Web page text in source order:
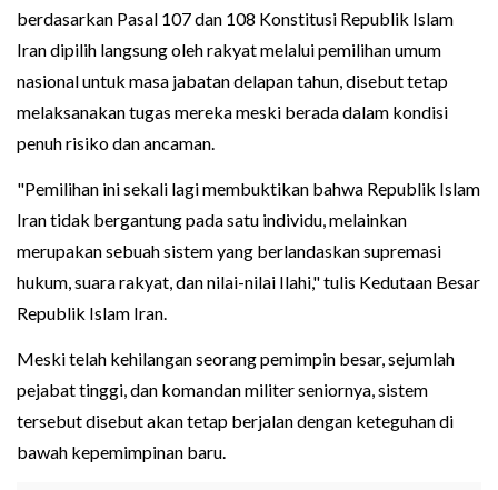
berdasarkan Pasal 107 dan 108 Konstitusi Republik Islam
Iran dipilih langsung oleh rakyat melalui pemilihan umum
nasional untuk masa jabatan delapan tahun, disebut tetap
melaksanakan tugas mereka meski berada dalam kondisi
penuh risiko dan ancaman.
"Pemilihan ini sekali lagi membuktikan bahwa Republik Islam
Iran tidak bergantung pada satu individu, melainkan
merupakan sebuah sistem yang berlandaskan supremasi
hukum, suara rakyat, dan nilai-nilai Ilahi," tulis Kedutaan Besar
Republik Islam Iran.
Meski telah kehilangan seorang pemimpin besar, sejumlah
pejabat tinggi, dan komandan militer seniornya, sistem
tersebut disebut akan tetap berjalan dengan keteguhan di
bawah kepemimpinan baru.